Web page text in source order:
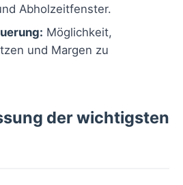
Abholzeitfenster.
Möglichkeit,
und Margen zu
der wichtigsten